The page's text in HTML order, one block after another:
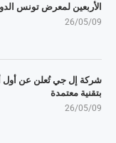
الأربعين لمعرض تونس
26/05/09
شركة إل جي تُعلن عن أول
بتقنية معتمدة
26/05/09